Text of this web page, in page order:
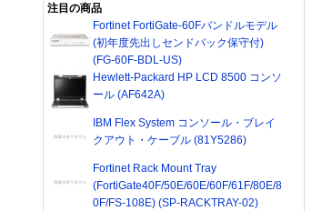
注目の商品
Fortinet FortiGate-60Fバンドルモデル
(初年度先出しセンドバック保守付)
(FG-60F-BDL-US)
Hewlett-Packard HP LCD 8500 コンソ
ール (AF642A)
IBM Flex System コンソール・ブレイ
クアウト・ケーブル (81Y5286)
Fortinet Rack Mount Tray
(FortiGate40F/50E/60E/60F/61F/80E/8
0F/FS-108E) (SP-RACKTRAY-02)